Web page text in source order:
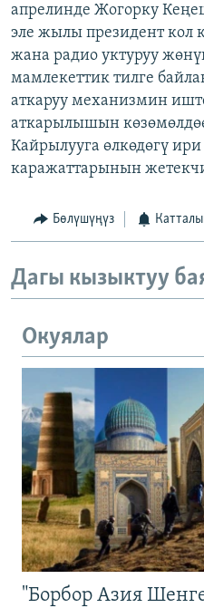
апрелинде Жогорку
эле жылы президент кол
жана радио уктуруу
мамлекеттик тилге
аткаруу механизмин
аткарылышын
Кайрылууга өлкөдөгү
каражаттарынын
Бөлүшүңүз
Дагы кызыктуу
Окуялар
"Борбор Азия